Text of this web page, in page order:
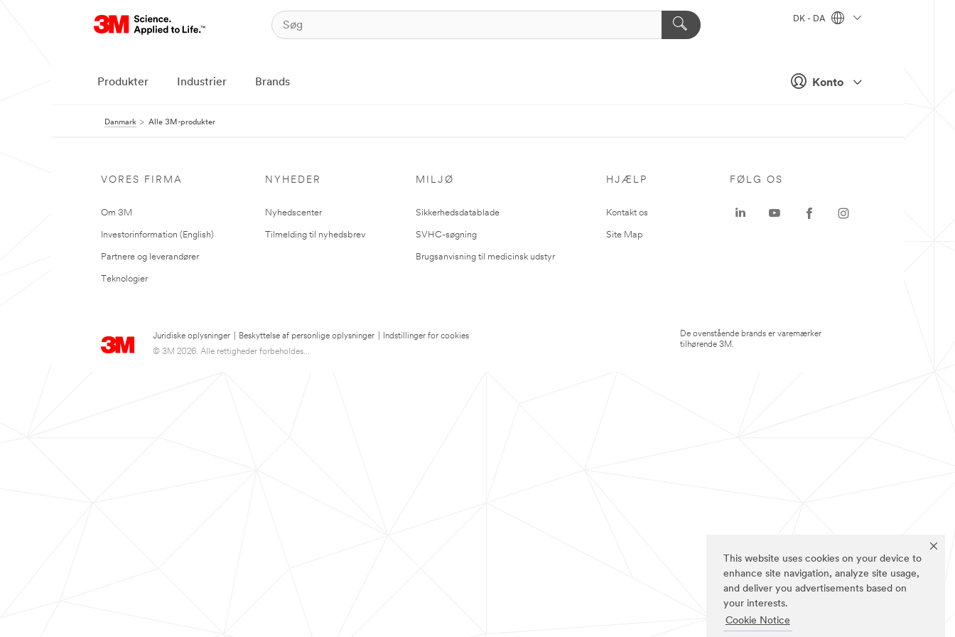
This website uses cookies on your device to
enhance site navigation, analyze site usage,
and deliver you advertisements based on
your interests.
Cookie Notice
Konto
DK - DA
Produkter Industrier Brands
Danmark Alle 3M-produkter
VORES FIRMA
Om 3M
Investorinformation (English)
Partnere og leverandører
Teknologier
NYHEDER
Nyhedscenter
Tilmelding til nyhedsbrev
MILJØ
Sikkerhedsdatablade
SVHC-søgning
Brugsanvisning til medicinsk udstyr
HJÆLP
Kontakt os
Site Map
Juridiske oplysninger Beskyttelse af personlige oplysninger
Indstillinger for cookies
© 3M 2026. Alle rettigheder forbeholdes...
FØLG OS
De ovenstående brands er varemærker
tilhørende 3M.